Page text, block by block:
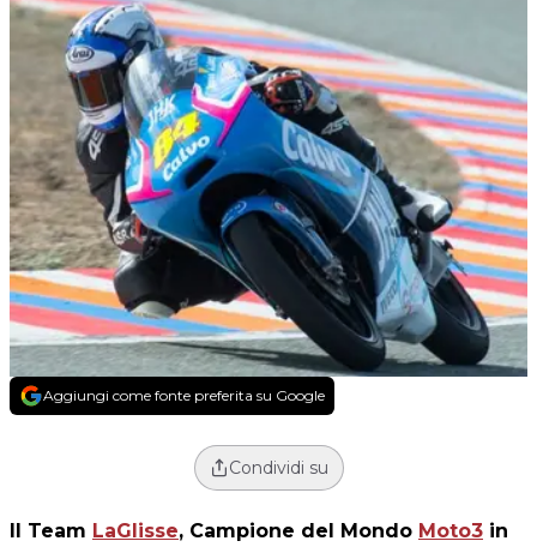
Aggiungi come fonte preferita su Google
Condividi su
Team LaGlisse, Campione del Mondo Moto3 in